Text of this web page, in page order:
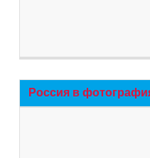
Россия в